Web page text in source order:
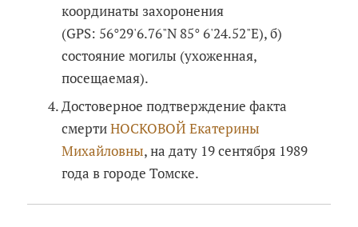
координаты захоронения
(GPS: 56°29'6.76"N 85° 6'24.52"E), б)
состояние могилы (ухоженная,
посещаемая).
Достоверное подтверждение факта
смертиНОСКОВОЙ Екатерины
Михайловны, на дату 19 сентября 1989
года в городе Томске.